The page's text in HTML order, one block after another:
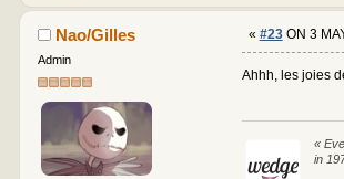
Nao/Gilles
Admin
« #23ON 3
Ahhh, les joies
«
in